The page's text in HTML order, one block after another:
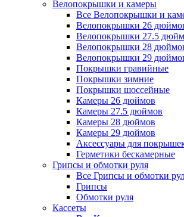
Велопокрышки и камеры
Все Велопокрышки и
Велопокрышки 26
Велопокрышки 27.5
Велопокрышки 28
Велопокрышки 29
Покрышки гравийные
Покрышки зимние
Покрышки шоссейные
Камеры 26 дюймов
Камеры 27.5 дюймов
Камеры 28 дюймов
Камеры 29 дюймов
Аксессуары для
Герметики бескамерные
Грипсы и обмотки руля
Все Грипсы и обмотки
Грипсы
Обмотки руля
Кассеты